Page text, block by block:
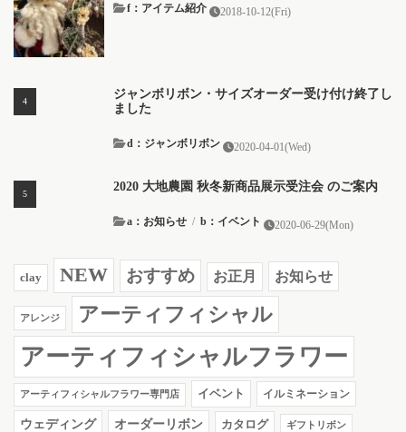
2018-10-12(Fri)
f：アイテム紹介
ジャンボリボン・サイズオーダー受け付け終了し
ました
2020-04-01(Wed)
d：ジャンボリボン
2020 大地農園 秋冬新商品展示受注会 のご案内
2020-06-29(Mon)
a：お知らせ / b：イベント
clay NEW おすすめ お正月 お知らせ
アレンジ アーティフィシャル
アーティフィシャルフラワー
アーティフィシャルフラワー専門店 イベント イルミネーション
ウェディング オーダーリボン カタログ ギフトリボン